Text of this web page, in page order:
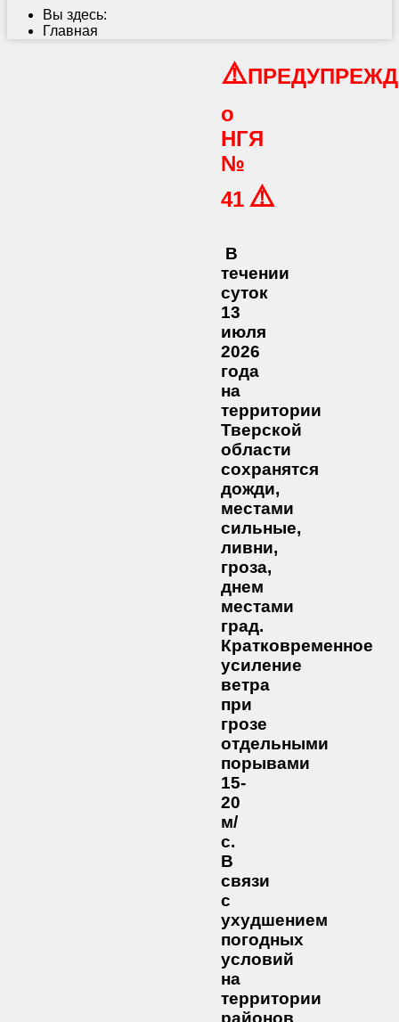
Вы здесь:
Главная
⚠️
о
НГЯ
№
41 ⚠️
В
течении
суток
13
июля
2026
года
на
территории
Тверской
области
сохранятся
дожди,
местами
сильные,
ливни,
гроза,
днем
местами
град.
Кратковременное
усиление
ветра
при
грозе
отдельными
порывами
15-
20
м/
с.
В
связи
с
ухудшением
погодных
условий
на
территории
районов